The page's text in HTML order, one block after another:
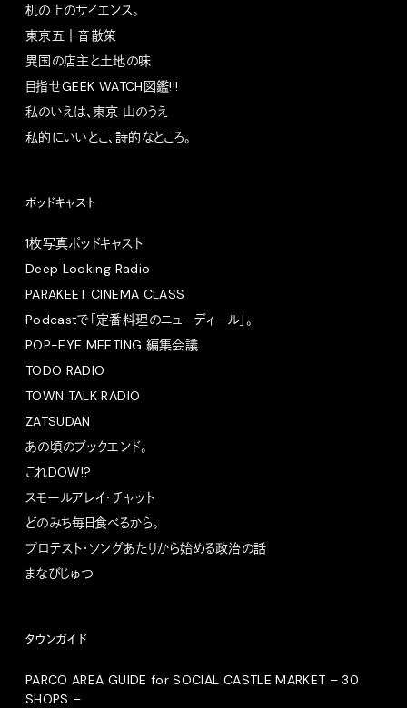
机の上のサイエンス。
東京五十音散策
異国の店主と土地の味
目指せGEEK WATCH図鑑!!!
私のいえは、東京 山のうえ
私的にいいとこ、詩的なところ。
ポッドキャスト
1枚写真ポッドキャスト
Deep Looking Radio
PARAKEET CINEMA CLASS
Podcastで「定番料理のニューディール」。
POP-EYE MEETING 編集会議
TODO RADIO
TOWN TALK RADIO
ZATSUDAN
あの頃のブックエンド。
これDOW!?
スモールアレイ・チャット
どのみち毎日食べるから。
プロテスト・ソングあたりから始める政治の話
まなびじゅつ
タウンガイド
PARCO AREA GUIDE for SOCIAL CASTLE MARKET – 30
SHOPS –